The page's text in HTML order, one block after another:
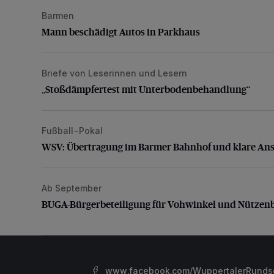
Mann beschädigt Autos in Parkhaus
Barmen
Mann beschädigt Autos in Parkhaus
„Stoßdämpfertest mit Unterbodenbehandlung“
Briefe von Leserinnen und Lesern
„Stoßdämpfertest mit Unterbodenbehandlung“
WSV: Übertragung im Barmer Bahnhof und klare
Fußball-Pokal
WSV: Übertragung im Barmer Bahnhof und klare
BUGA-Bürgerbeteiligung für Vohwinkel und
Ab September
BUGA-Bürgerbeteiligung für Vohwinkel und
www.facebook.com/